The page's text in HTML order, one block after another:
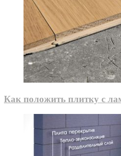
Как положить плитку с